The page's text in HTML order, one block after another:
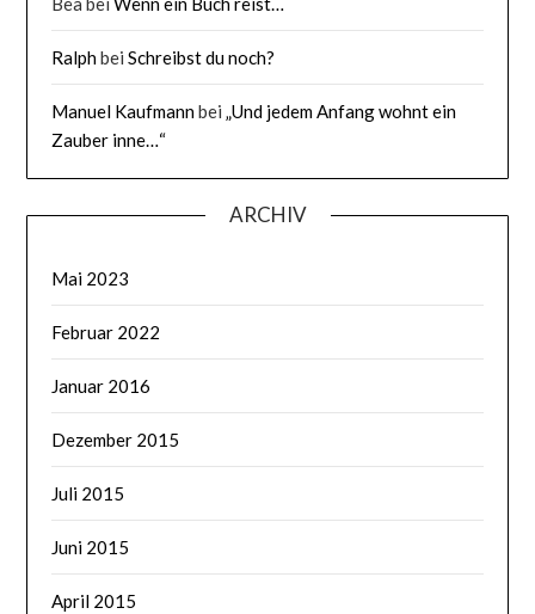
RalphbeiSchreibst du noch?
Manuel Kaufmannbei„Und jedem Anfang wohnt ein
Zauber inne…“
ARCHIV
Mai 2023
Februar 2022
Januar 2016
Dezember 2015
Juli 2015
Juni 2015
April 2015